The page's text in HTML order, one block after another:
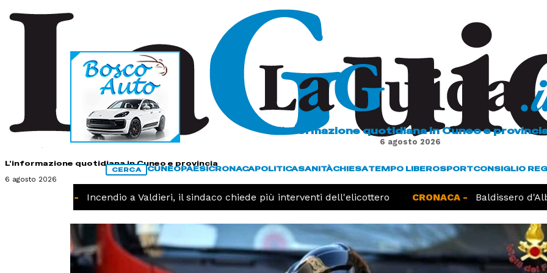
L'informazione quotidiana in Cuneo e provincia
6 agosto 2026
L'informazione quotidiana in Cuneo e
6 agosto 2026
CERCA CUNEOPAESICRONACAPOLITICASANITÀCHIESATEMPO LIBEROSPORTCONSIGLIO
Incendio a Valdieri, il sindaco chiede più interventi dell'elicottero CRONACA - Baldissero